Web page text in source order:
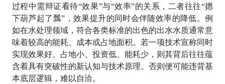
过程中需辩证看待“效果”与“效率”的关系，二者往往“摁
下葫芦起了瓢” ，效果提升的同时会伴随效率的降低。例
如在水处理领域，符合各类标准的出色的出水水质通常意
味着较高的能耗、成本或占地面积。若一项技术宣称同时
实现效果好、占地小、投资低、能耗少，则其背后往往蕴
含着具有突破性的新认知与技术原理。否则便可能违背基
本底层逻辑，难以自洽。